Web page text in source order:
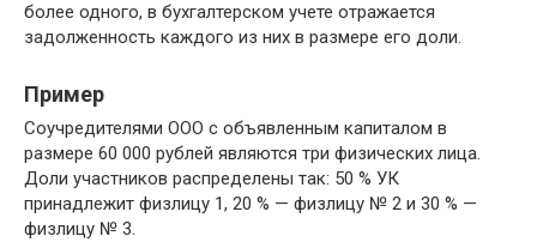
более одного, в бухгалтерском учете отражается
задолженность каждого из них в размере его доли.
Пример
Соучредителями ООО с объявленным капиталом в
размере 60 000 рублей являются три физических лица.
Доли участников распределены так: 50 % УК
принадлежит физлицу 1, 20 % — физлицу № 2 и 30 % —
физлицу № 3.